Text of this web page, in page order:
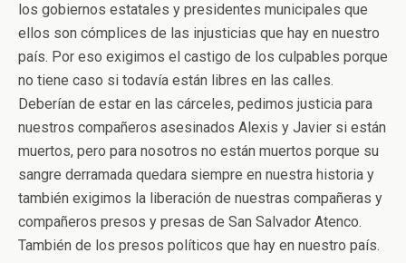
los gobiernos estatales y presidentes municipales que
ellos son cómplices de las injusticias que hay en nuestro
país. Por eso exigimos el castigo de los culpables porque
no tiene caso si todavía están libres en las calles.
Deberían de estar en las cárceles, pedimos justicia para
nuestros compañeros asesinados Alexis y Javier si están
muertos, pero para nosotros no están muertos porque su
sangre derramada quedara siempre en nuestra historia y
también exigimos la liberación de nuestras compañeras y
compañeros presos y presas de San Salvador Atenco.
También de los presos políticos que hay en nuestro país.